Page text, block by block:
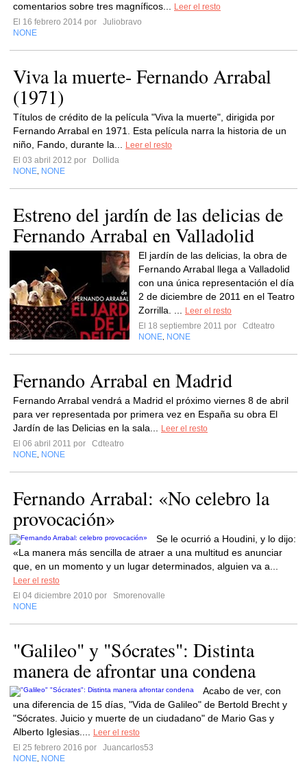
comentarios sobre tres magníficos...
Leer el resto
El 16 febrero 2014 por
Juliobravo
NONE
Viva la muerte- Fernando Arrabal
(1971)
Títulos de crédito de la película "Viva la muerte", dirigida por
Fernando Arrabal en 1971. Esta película narra la historia de un
niño, Fando, durante la...
Leer el resto
El 03 abril 2012 por
Dollida
NONE NONE
Estreno del jardín de las delicias de
Fernando Arrabal en Valladolid
El jardín de las delicias, la obra de
Fernando Arrabal llega a Valladolid
con una única representación el día
2 de diciembre de 2011 en el Teatro
Zorrilla. ...
Leer el resto
El 18 septiembre 2011 por
Cdteatro
NONE NONE
Fernando Arrabal en Madrid
Fernando Arrabal vendrá a Madrid el próximo viernes 8 de abril
para ver representada por primera vez en España su obra El
Jardín de las Delicias en la sala...
Leer el resto
El 06 abril 2011 por
Cdteatro
NONE NONE
Fernando Arrabal: «No celebro la
provocación»
Se le ocurrió a Houdini, y lo dijo:
«La manera más sencilla de atraer a una multitud es anunciar
que, en un momento y un lugar determinados, alguien va a...
Leer el resto
El 04 diciembre 2010 por
Smorenovalle
NONE
"Galileo" y "Sócrates": Distinta
manera de afrontar una condena
Acabo de ver, con
una diferencia de 15 días, "Vida de Galileo" de Bertold Brecht y
"Sócrates. Juicio y muerte de un ciudadano" de Mario Gas y
Alberto Iglesias....
Leer el resto
El 25 febrero 2016 por
Juancarlos53
NONE NONE